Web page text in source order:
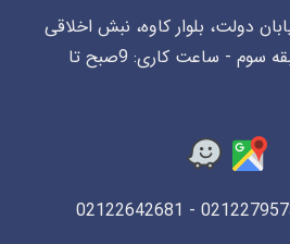
دولت، بلوار کاوه، نبش اخلاقی
غربی، پلاک29، واحد6، طبقه سوم - ساعت کاری: 9صبح تا